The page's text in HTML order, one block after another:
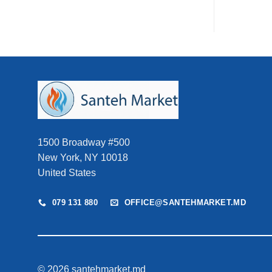
1500 Broadway #500
New York, NY 10018
United States
079 131 880 OFFICE@SANTEHMARKET.MD
© 2026 santehmarket.md